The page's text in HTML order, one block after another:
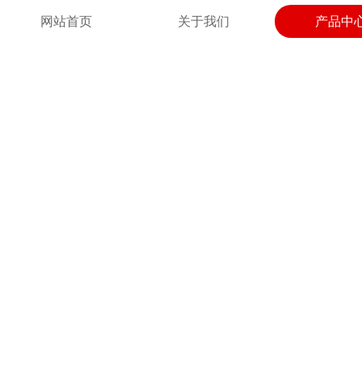
网站首页 关于我们 产品中